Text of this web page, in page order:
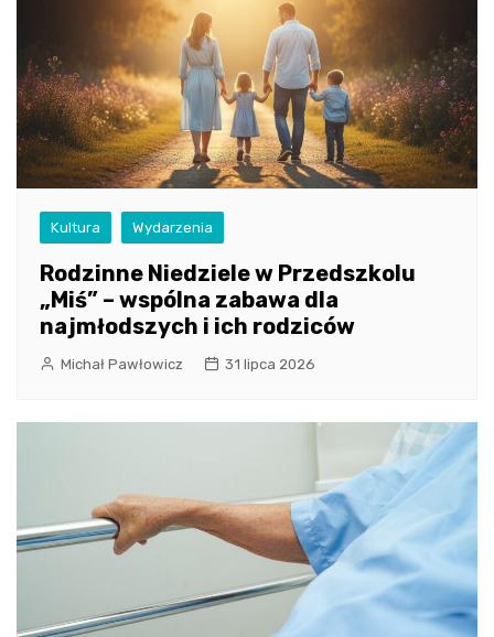
Kultura Wydarzenia
Rodzinne Niedziele w Przedszkolu
„Miś” – wspólna zabawa dla
najmłodszych i ich rodziców
Michał Pawłowicz 31 lipca 2026